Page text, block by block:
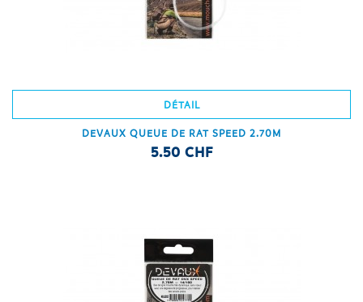
DÉTAIL
DEVAUX QUEUE DE RAT SPEED 2.70M
5.50 CHF